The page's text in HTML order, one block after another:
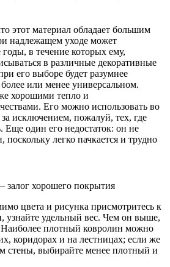
этот материал обладает большим
надлежащем уходе может
в течение которых ему,
в различные декоративные
его выборе будет разумнее
или менее универсальном.
хорошими тепло и
Его можно использовать во
исключением, пожалуй, тех, где
один его недостаток: он не
легко пачкается и трудно
цвета и рисунка присмотритесь к
узнайте удельный вес. Чем он выше,
плотный ковролин можно
коридорах и на лестницах; если же
стены, выбирайте менее плотный и